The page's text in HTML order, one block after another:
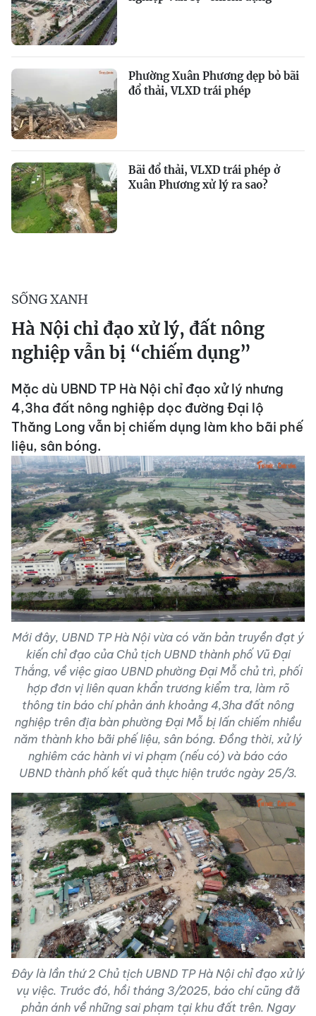
Phường Xuân Phương dẹp bỏ bãi
đổ thải, VLXD trái phép
Bãi đổ thải, VLXD trái phép ở
Xuân Phương xử lý ra sao?
SỐNG XANH
Hà Nội chỉ đạo xử lý, đất nông
nghiệp vẫn bị “chiếm dụng”
Mặc dù UBND TP Hà Nội chỉ đạo xử lý nhưng
4,3ha đất nông nghiệp dọc đường Đại lộ
Thăng Long vẫn bị chiếm dụng làm kho bãi phế
liệu, sân bóng.
Mới đây, UBND TP Hà Nội vừa có văn bản truyền đạt ý
kiến chỉ đạo của Chủ tịch UBND thành phố Vũ Đại
Thắng, về việc giao UBND phường Đại Mỗ chủ trì, phối
hợp đơn vị liên quan khẩn trương kiểm tra, làm rõ
thông tin báo chí phản ánh khoảng 4,3ha đất nông
nghiệp trên địa bàn phường Đại Mỗ bị lấn chiếm nhiều
năm thành kho bãi phế liệu, sân bóng. Đồng thời, xử lý
nghiêm các hành vi vi phạm (nếu có) và báo cáo
UBND thành phố kết quả thực hiện trước ngày 25/3.
Đây là lần thứ 2 Chủ tịch UBND TP Hà Nội chỉ đạo xử lý
vụ việc. Trước đó, hồi tháng 3/2025, báo chí cũng đã
phản ánh về những sai phạm tại khu đất trên. Ngay